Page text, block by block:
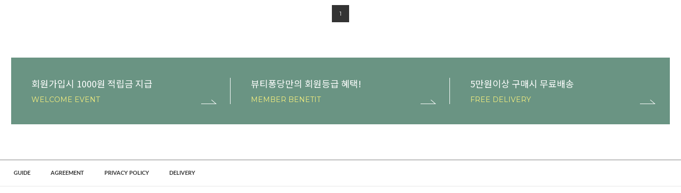
1
회원가입시 1000원 적립금 지급
WELCOME EVENT
뷰티퐁당만의 회원등급 혜택!
MEMBER BENETIT
5만원이상 구매시 무료배송
FREE DELIVERY
GUIDE AGREEMENT PRIVACY POLICY DELIVERY